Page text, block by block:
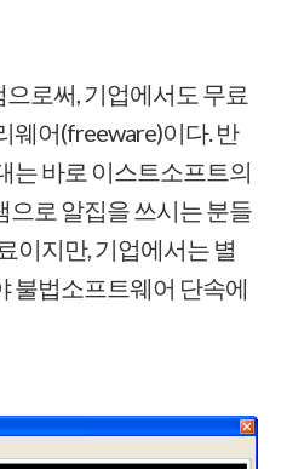
로써, 기업에서도 무료
웨어(freeware)이다. 반
는 바로 이스트소프트의
로 알집을 쓰시는 분들
이지만, 기업에서는 별
불법소프트웨어 단속에